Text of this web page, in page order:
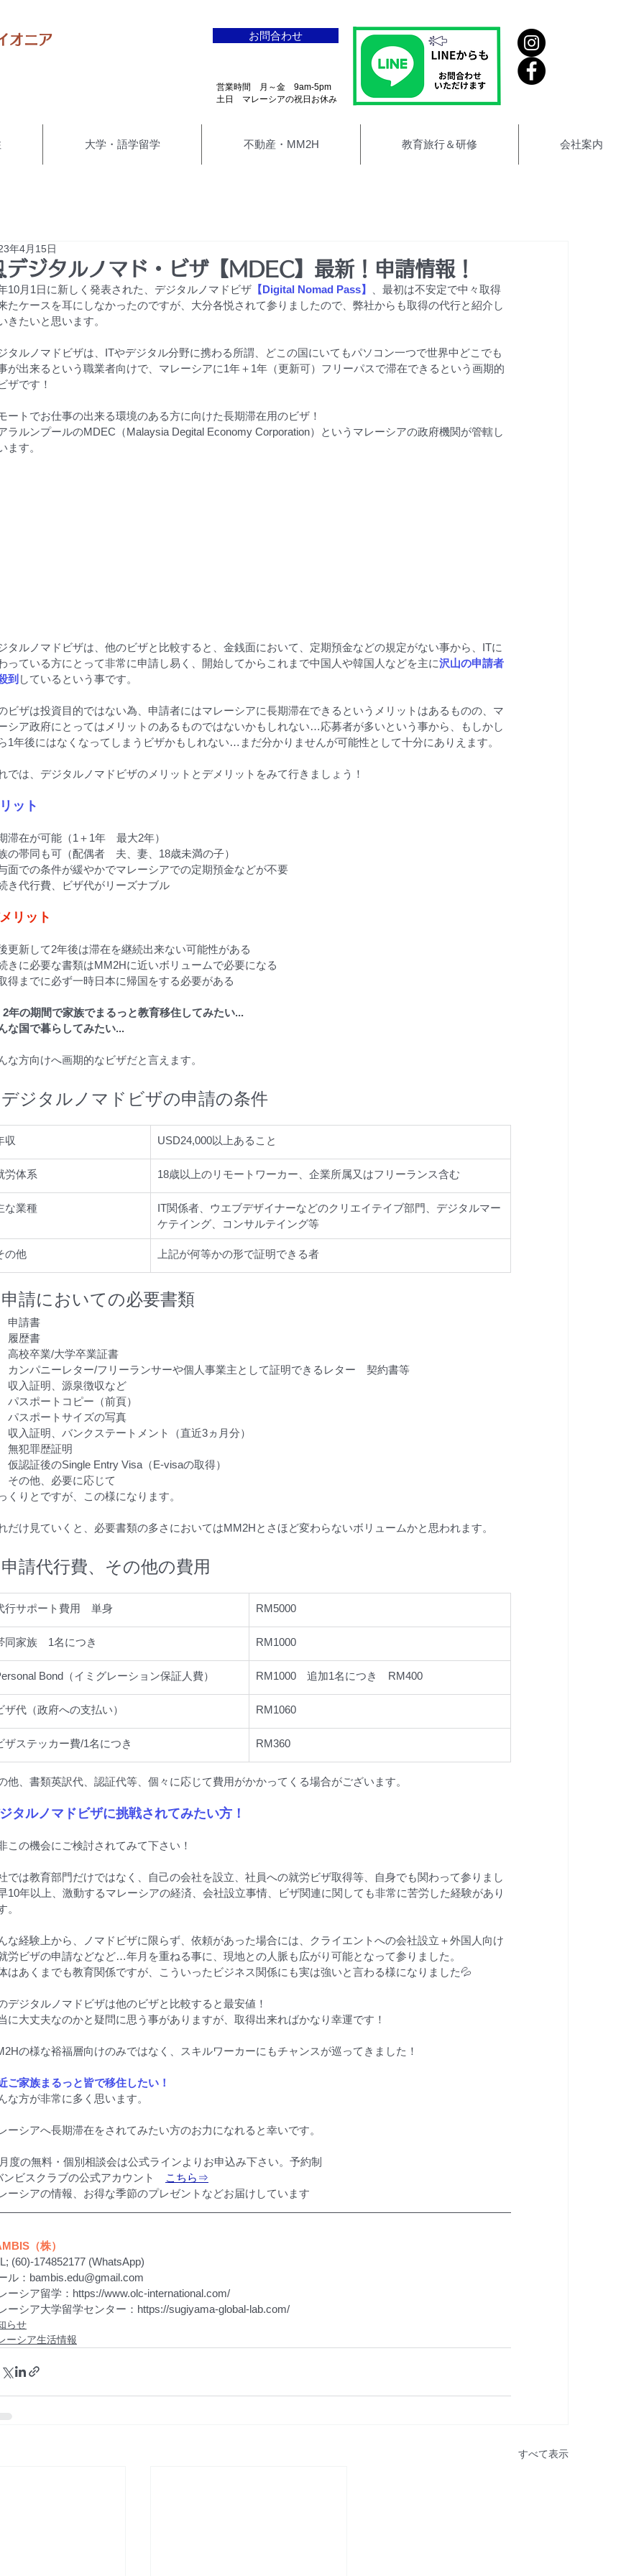
オニア お問合わせ
​営業時間 月～金 9am-5pm
​土日 マレーシアの祝日お休み
大学・語学留学 不動産・MM2H 教育旅行＆研修 会社案内
デジタルノマド・ビザ【MDEC】最新！申請情報！
年4月15日
10月1日に新しく発表された、デジタルノマドビザ 【Digital Nomad Pass】
、最初は不安定で中々取得
たケースを耳にしなかったのですが、大分各悦されて参りましたので、弊社からも取得の代行と紹介し
きたいと思います。
タルノマドビザは、ITやデジタル分野に携わる所謂、どこの国にいてもパソコン一つで世界中どこでも
が出来るという職業者向けで、マレーシアに1年＋1年（更新可）フリーパスで滞在できるという画期的
ザです！
ートでお仕事の出来る環境のある方に向けた長期滞在用のビザ！
ラルンプールのMDEC（Malaysia Degital Economy Corporation）というマレーシアの政府機関が管轄し
ます。
タルノマドビザは、他のビザと比較すると、金銭面において、定期預金などの規定がない事から、ITに
っている方にとって非常に申請し易く、開始してからこれまで中国人や韓国人などを主に沢山の申請者
到 しているという事です。
ビザは投資目的ではない為、申請者にはマレーシアに長期滞在できるというメリットはあるものの、マ
シア政府にとってはメリットのあるものではないかもしれない…応募者が多いという事から、もしかし
1年後にはなくなってしまうビザかもしれない…まだ分かりませんが可能性として十分にありえます。
では、デジタルノマドビザのメリットとデメリットをみて行きましょう！
ット
滞在が可能（1＋1年　最大2年）
の帯同も可（配偶者　夫、妻、18歳未満の子）
面での条件が緩やかでマレーシアでの定期預金などが不要
き代行費、ビザ代がリーズナブル
リット
更新して2年後は滞在を継続出来ない可能性がある
きに必要な書類はMM2Hに近いボリュームで必要になる
得までに必ず一時日本に帰国をする必要がある
2年の期間で家族でまるっと教育移住してみたい...
な国で暮らしてみたい...
な方向けへ画期的なビザだと言えます。
デジタルノマドビザの申請の条件
収 USD24,000以上あること
労体系 18歳以上のリモートワーカー、企業所属又はフリーランス含む
な業種
IT関係者、ウエブデザイナーなどのクリエイテイブ部門、デジタルマー
ケテイング、コンサルテイング等
の他 上記が何等かの形で証明できる者
申請においての必要書類
申請書
履歴書
高校卒業/大学卒業証書
カンパニーレター/フリーランサーや個人事業主として証明できるレター　契約書等
収入証明、源泉徴収など
パスポートコピー（前頁）
パスポートサイズの写真
収入証明、バンクステートメント（直近3ヵ月分）
無犯罪歴証明
仮認証後のSingle Entry Visa（E-visaの取得）
その他、必要に応じて
くりとですが、この様になります。
だけ見ていくと、必要書類の多さにおいてはMM2Hとさほど変わらないボリュームかと思われます。
申請代行費、その他の費用
行サポート費用　単身 RM5000
同家族　1名につき RM1000
Bond（イミグレーション保証人費） RM1000　追加1名につき　RM400
ザ代（政府への支払い） RM1060
ザステッカー費/1名につき RM360
他、書類英訳代、認証代等、個々に応じて費用がかかってくる場合がございます。
タルノマドビザに挑戦されてみたい方！
この機会にご検討されてみて下さい！
では教育部門だけではなく、自己の会社を設立、社員への就労ビザ取得等、自身でも関わって参りまし
10年以上、激動するマレーシアの経済、会社設立事情、ビザ関連に関しても非常に苦労した経験があり
。
な経験上から、ノマドビザに限らず、依頼があった場合には、クライエントへの会社設立＋外国人向け
労ビザの申請などなど…年月を重ねる事に、現地との人脈も広がり可能となって参りました。
はあくまでも教育関係ですが、こういったビジネス関係にも実は強いと言わる様になりました💦
デジタルノマドビザは他のビザと比較すると最安値！
に大丈夫なのかと疑問に思う事がありますが、取得出来ればかなり幸運です！
の様な裕福層向けのみではなく、スキルワーカーにもチャンスが巡ってきました！
ご家族まるっと皆で移住したい！
な方が非常に多く思います。
ーシアへ長期滞在をされてみたい方のお力になれると幸いです。
度の無料・個別相談会は公式ラインよりお申込み下さい。予約制
ンビスクラブの公式アカウント
こちら⇒
ーシアの情報、お得な季節のプレゼントなどお届けしています
（株）
(60)-174852177 (WhatsApp)
ル：bambis.edu@gmail.com
ーシア留学：https://www.olc-international.com/
ーシア大学留学センター：https://sugiyama-global-lab.com/
らせ
ーシア生活情報
すべて表示